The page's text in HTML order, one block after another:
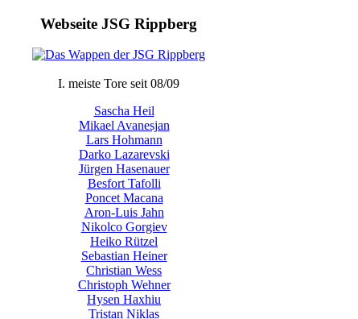
Webseite JSG Rippberg
I. meiste Tore seit 08/09
Sascha Heil
Mikael Avanesjan
Lars Hohmann
Darko Lazarevski
Jürgen Hasenauer
Besfort Tafolli
Poncet Macana
Aron-Luis Jahn
Nikolco Gorgiev
Heiko Rützel
Sebastian Heiner
Christian Wess
Christoph Wehner
Hysen Haxhiu
Tristan Niklas